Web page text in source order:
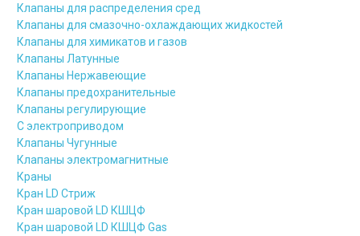
Клапаны для распределения сред
Клапаны для смазочно-охлаждающих жидкостей
Клапаны для химикатов и газов
Клапаны Латунные
Клапаны Нержавеющие
Клапаны предохранительные
Клапаны регулирующие
С электроприводом
Клапаны Чугунные
Клапаны электромагнитные
Краны
Кран LD Стриж
Кран шаровой LD КШЦФ
Кран шаровой LD КШЦФ Gas